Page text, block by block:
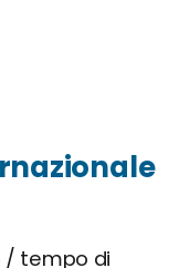
/ tempo di